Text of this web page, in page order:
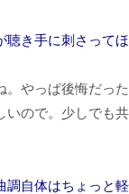
き手に刺さってほ
。やっぱ後悔だっ
いので。少しでも
自体はちょっと